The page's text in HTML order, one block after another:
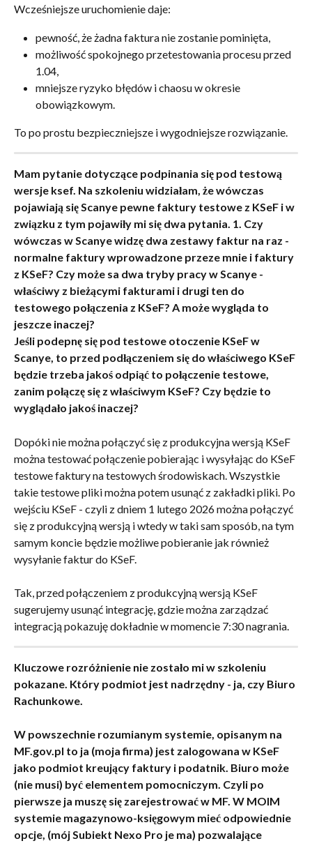
Wcześniejsze uruchomienie daje:
pewność, że żadna faktura nie zostanie pominięta,
możliwość spokojnego przetestowania procesu przed
1.04,
mniejsze ryzyko błędów i chaosu w okresie
obowiązkowym.
To po prostu bezpieczniejsze i wygodniejsze rozwiązanie.
Mam pytanie dotyczące podpinania się pod testową
wersje ksef. Na szkoleniu widziałam, że wówczas
pojawiają się Scanye pewne faktury testowe z KSeF i w
związku z tym pojawiły mi się dwa pytania. 1. Czy
wówczas w Scanye widzę dwa zestawy faktur na raz -
normalne faktury wprowadzone przeze mnie i faktury
z KSeF? Czy może sa dwa tryby pracy w Scanye -
właściwy z bieżącymi fakturami i drugi ten do
testowego połączenia z KSeF? A może wygląda to
jeszcze inaczej?
Jeśli podepnę się pod testowe otoczenie KSeF w
Scanye, to przed podłączeniem się do właściwego KSeF
będzie trzeba jakoś odpiąć to połączenie testowe,
zanim połączę się z właściwym KSeF? Czy będzie to
wyglądało jakoś inaczej?
Dopóki nie można połączyć się z produkcyjna wersją KSeF
można testować połączenie pobierając i wysyłając do KSeF
testowe faktury na testowych środowiskach. Wszystkie
takie testowe pliki można potem usunąć z zakładki pliki. Po
wejściu KSeF - czyli z dniem 1 lutego 2026 można połączyć
się z produkcyjną wersją i wtedy w taki sam sposób, na tym
samym koncie będzie możliwe pobieranie jak również
wysyłanie faktur do KSeF.
Tak, przed połączeniem z produkcyjną wersją KSeF
sugerujemy usunąć integrację, gdzie można zarządzać
integracją pokazuję dokładnie w momencie 7:30 nagrania.
Kluczowe rozróżnienie nie zostało mi w szkoleniu
pokazane. Który podmiot jest nadrzędny - ja, czy Biuro
Rachunkowe.
W powszechnie rozumianym systemie, opisanym na
MF.gov.pl to ja (moja firma) jest zalogowana w KSeF
jako podmiot kreujący faktury i podatnik. Biuro może
(nie musi) być elementem pomocniczym. Czyli po
pierwsze ja muszę się zarejestrować w MF. W MOIM
systemie magazynowo-księgowym mieć odpowiednie
opcje, (mój Subiekt Nexo Pro je ma) pozwalające